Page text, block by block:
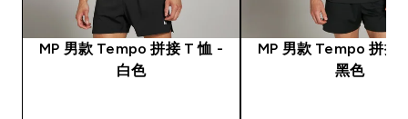
MP 男款 Tempo 拼接 T 恤 -
白色
MP 男款 Tempo 拼接
黑色